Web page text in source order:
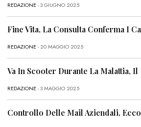
REDAZIONE- 3 GIUGNO 2025
Fine Vita, La Consulta Conferma I
REDAZIONE- 20 MAGGIO 2025
Va In Scooter Durante La Malattia, Il
REDAZIONE- 3 MAGGIO 2025
Controllo Delle Mail Aziendali,